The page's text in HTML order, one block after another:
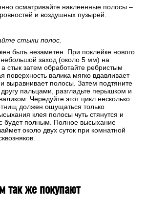
осматривайте наклеенные полосы –
и воздушных пузырей.
стыки полос.
быть незаметен. При поклейке нового
заход (около 5 мм) на
стык затем обработайте ребристым
поверхность валика мягко вдавливает
выравнивает полосы. Затем подтяните
другу пальцами, разгладьте перышком и
Чередуйте этот цикл несколько
должен ощущаться только
клея полосы чуть стянутся и
будет полным. Полное высыхание
около двух суток при комнатной
так же покупают